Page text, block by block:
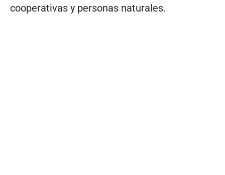
cooperativas y personas naturales.